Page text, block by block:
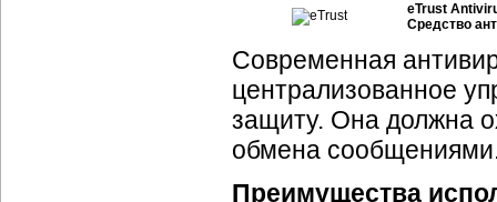
eTrust
Средство
Современная
централизованное
защиту. Она должна
обмена
Преимущества